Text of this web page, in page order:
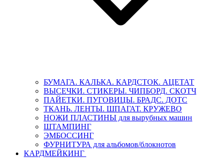
БУМАГА. КАЛЬКА. КАРДСТОК. АЦЕТАТ
ВЫСЕЧКИ. СТИКЕРЫ. ЧИПБОРД. СКОТЧ
ПАЙЕТКИ. ПУГОВИЦЫ. БРАДС. ДОТС
ТКАНЬ. ЛЕНТЫ. ШПАГАТ. КРУЖЕВО
НОЖИ ПЛАСТИНЫ для вырубных машин
ШТАМПИНГ
ЭМБОССИНГ
ФУРНИТУРА для альбомов/блокнотов
КАРДМЕЙКИНГ